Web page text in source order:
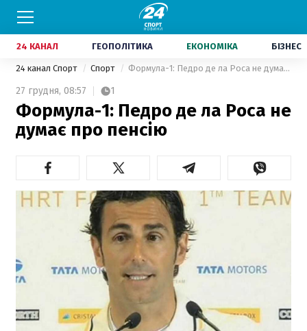
24 КАНАЛ ГЕОПОЛІТИКА ЕКОНОМІКА БІЗНЕС
24 канал Спорт Спорт Формула-1: Педро де ла Роса не думає про пенсію
27 грудня, 08:57 1
Формула-1: Педро де ла Роса не
думає про пенсію